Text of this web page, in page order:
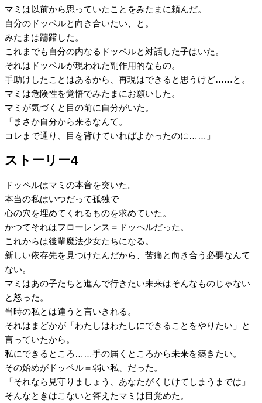
マミは以前から思っていたことをみたまに頼んだ。
自分のドッペルと向き合いたい、と。
みたまは躊躇した。
これまでも自分の内なるドッペルと対話した子はいた。
それはドッペルが現われた副作用的なもの。
手助けしたことはあるから、再現はできると思うけど……と。
マミは危険性を覚悟でみたまにお願いした。
マミが気づくと目の前に自分がいた。
「まさか自分から来るなんて。
コレまで通り、目を背けていればよかったのに……」
ストーリー4
ドッペルはマミの本音を突いた。
本当の私はいつだって孤独で
心の穴を埋めてくれるものを求めていた。
かつてそれはフローレンス＝ドッペルだった。
これからは後輩魔法少女たちになる。
新しい依存先を見つけたんだから、苦痛と向き合う必要なんて
ない。
マミはあの子たちと進んで行きたい未来はそんなものじゃない
と怒った。
当時の私とは違うと言いきれる。
それはまどかが「わたしはわたしにできることをやりたい」と
言っていたから。
私にできるところ……手の届くところから未来を築きたい。
その始めがドッペル＝弱い私、だった。
「それなら見守りましょう、あなたがくじけてしまうまでは」
そんなときはこないと答えたマミは目覚めた。